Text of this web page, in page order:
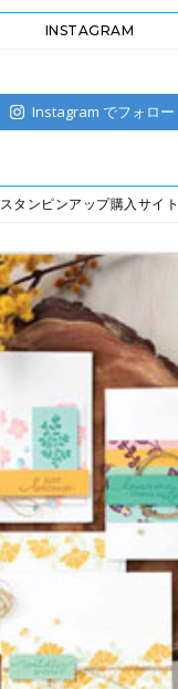
INSTAGRAM
Instagram でフォロー
スタンピンアップ購入サイト